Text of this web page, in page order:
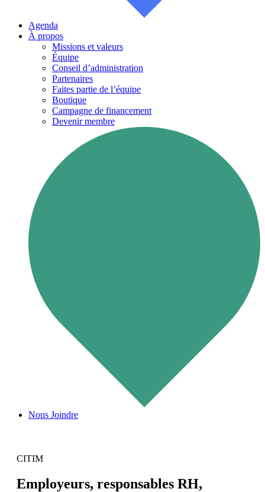
Agenda
À propos
Missions et valeurs
Équipe
Conseil d’administration
Partenaires
Faites partie de l’équipe
Boutique
Campagne de financement
Devenir membre
Nous Joindre
CITIM
Employeurs, responsables RH,